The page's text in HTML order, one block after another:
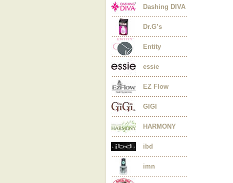
Dashing DIVA
Dr.G’s
Entity
essie
EZ Flow
GIGI
HARMONY
ibd
imn